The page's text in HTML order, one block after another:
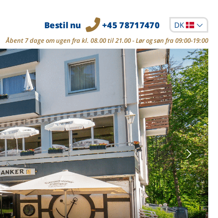
Bestil nu +45 78717470 DK
Åbent 7 dage om ugen fra kl. 08.00 til 21.00 - Lør og søn fra 09:00-19:00